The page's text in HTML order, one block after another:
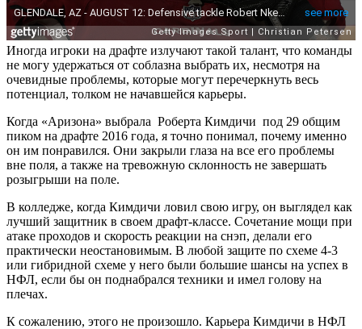
Иногда игроки на драфте излучают такой талант, что команды
не могу удержаться от соблазна выбрать их, несмотря на
очевидные проблемы, которые могут перечеркнуть весь
потенциал, толком не начавшейся карьеры.
Когда «Аризона» выбрала Роберта Кимдичи под 29 общим
пиком на драфте 2016 года, я точно понимал, почему именно
он им понравился. Они закрыли глаза на все его проблемы
вне поля, а также на тревожную склонность не завершать
розыгрыши на поле.
В колледже, когда Кимдичи ловил свою игру, он выглядел как
лучший защитник в своем драфт-классе. Сочетание мощи при
атаке проходов и скорость реакции на снэп, делали его
практически неостановимым. В любой защите по схеме 4-3
или гибридной схеме у него были большие шансы на успех в
НФЛ, если бы он поднабрался техники и имел голову на
плечах.
К сожалению, этого не произошло. Карьера Кимдичи в НФЛ